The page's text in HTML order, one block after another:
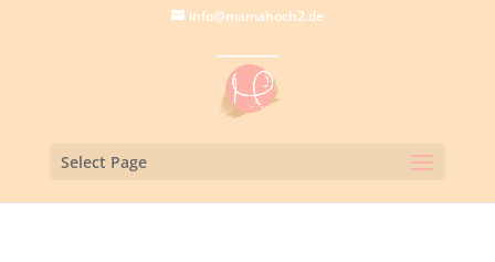
info@mamahoch2.de
Select Page